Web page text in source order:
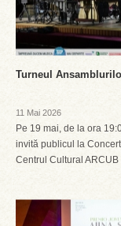
Turneul
11 Mai 2026
Pe 19 mai, de la ora
invită publicul la
Centrul Cultural